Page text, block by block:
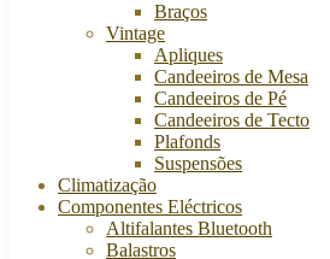
Braços
Vintage
Apliques
Candeeiros de Mesa
Candeeiros de Pé
Candeeiros de Tecto
Plafonds
Suspensões
Climatização
Componentes Eléctricos
Altifalantes Bluetooth
Balastros